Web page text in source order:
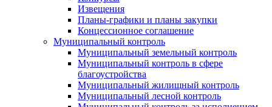
Извещения
Планы-графики и планы закупки
Концессионное соглашение
Муниципальный контроль
Муниципальный земельный контроль
Муниципальный контроль в сфере
благоустройства
Муниципальный жилищный контроль
Муниципальный лесной контроль